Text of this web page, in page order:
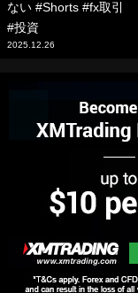
ない #Shorts #fx取引
#投資
2025.12.26